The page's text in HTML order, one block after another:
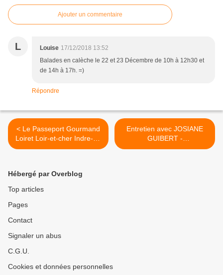
Ajouter un commentaire
L Louise 17/12/2018 13:52
Balades en calèche le 22 et 23 Décembre de 10h à 12h30 et
de 14h à 17h. =)
Répondre
< Le Passeport Gourmand
Loiret Loir-et-cher Indre-et-
Loire, un cadeau de Noël
internet
Entretien avec JOSIANE
GUIBERT -
PROLONGATION DE
Hébergé par Overblog
Top articles
Pages
Contact
Signaler un abus
C.G.U.
Cookies et données personnelles